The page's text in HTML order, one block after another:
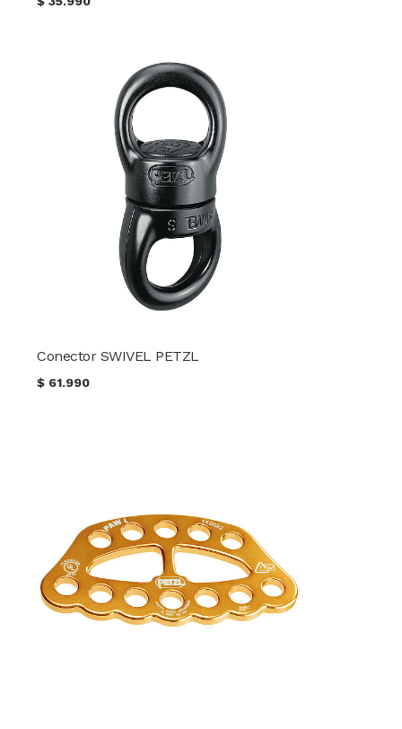
Conector SWIVEL PETZL
$ 61.990